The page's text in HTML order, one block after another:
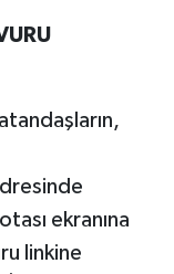
ekranına
linkine